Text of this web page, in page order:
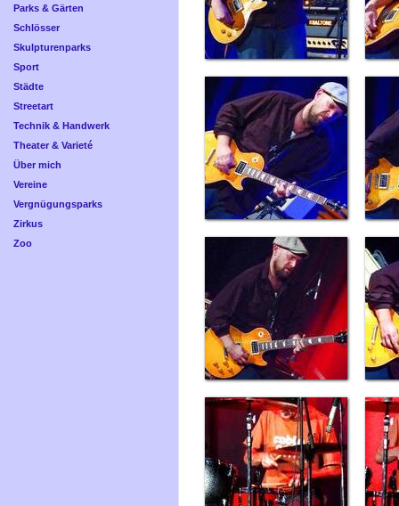
Parks & Gärten
Schlösser
Skulpturenparks
Sport
Städte
Streetart
Technik & Handwerk
Theater & Varieté
Über mich
Vereine
Vergnügungsparks
Zirkus
Zoo